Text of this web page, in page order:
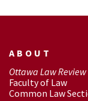
ABOUT
Ottawa Law Review
Faculty of Law
Common Law